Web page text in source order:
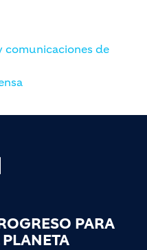
comunicaciones de
PARA
PLANETA